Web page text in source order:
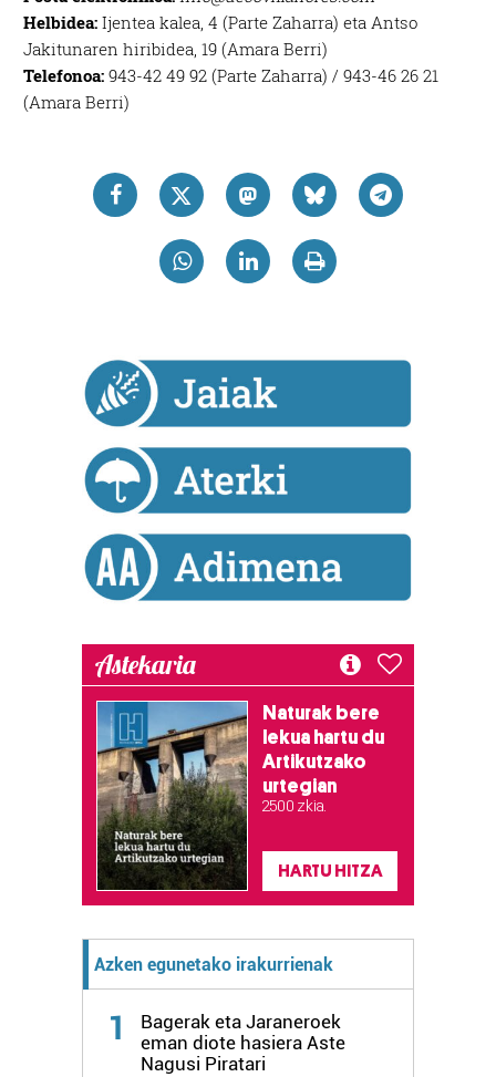
pertsonalizatuak eskaintzeko, iragarkiak eta edukia
neurtzeko, jendeari buruzko informazioa biltzeko eta
produktuak garatzeko. Zure datuak nork eta zertarako
erabiltzen dituen hauta dezakezu.
interes komertzial legitimoetan babesten dira. Ikusi gure
bazkideen zerrenda, beren ustez zein helburutarako
duten interes legitimoa eta horren aurka nola egin
dezakezun ikusteko.
zure baimena Cookieen adierazpenean.
fitxategiak erabiltzen ditu. Zure esperientzia eta
zerbitzuak hobetzeko asmoz, cookie teknologiaz
baliatzen gara. Ohar hau onartuz gero, teknologia hori
erabiltzeko baimen esplizitua ematen diguzu.Gehiago
irakurri
Helbidea: Ijentea kalea, 4 (Parte Zaharra) eta Antso
Jakitunaren hiribidea, 19 (Amara Berri)
Telefonoa: 943-42 49 92 (Parte Zaharra) / 943-46 26 21
(Amara Berri)
Astekaria
Naturak bere
lekua hartu du
Artikutzako
urtegian
2.500 zkia.
HARTU HITZA
Azken egunetako irakurrienak
1
Bagerak eta Jaraneroek
eman diote hasiera Aste
Nagusi Piratari